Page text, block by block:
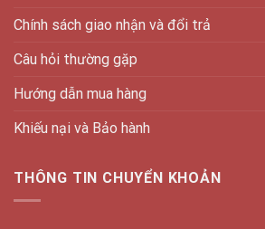
Chính sách giao nhận và đổi trả
Câu hỏi thường gặp
Hướng dẫn mua hàng
Khiếu nại và Bảo hành
THÔNG TIN CHUYỂN KHOẢN